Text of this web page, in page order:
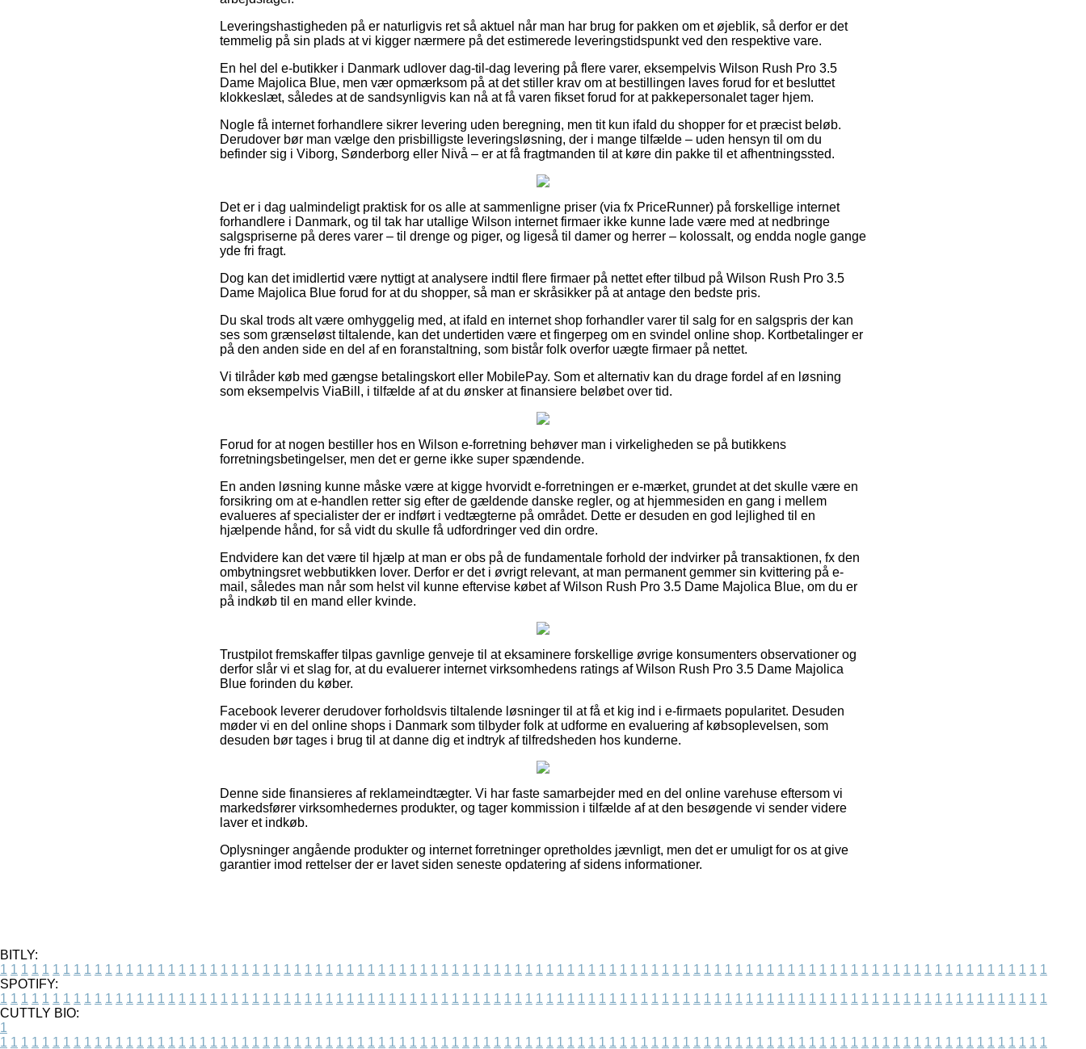
Leveringshastigheden på er naturligvis ret så aktuel når man har brug for pakken om et øjeblik, så derfor er det
temmelig på sin plads at vi kigger nærmere på det estimerede leveringstidspunkt ved den respektive vare.
En hel del e-butikker i Danmark udlover dag-til-dag levering på flere varer, eksempelvis Wilson Rush Pro 3.5
Dame Majolica Blue, men vær opmærksom på at det stiller krav om at bestillingen laves forud for et besluttet
klokkeslæt, således at de sandsynligvis kan nå at få varen fikset forud for at pakkepersonalet tager hjem.
Nogle få internet forhandlere sikrer levering uden beregning, men tit kun ifald du shopper for et præcist beløb.
Derudover bør man vælge den prisbilligste leveringsløsning, der i mange tilfælde – uden hensyn til om du
befinder sig i Viborg, Sønderborg eller Nivå – er at få fragtmanden til at køre din pakke til et afhentningssted.
Det er i dag ualmindeligt praktisk for os alle at sammenligne priser (via fx PriceRunner) på forskellige internet
forhandlere i Danmark, og til tak har utallige Wilson internet firmaer ikke kunne lade være med at nedbringe
salgspriserne på deres varer – til drenge og piger, og ligeså til damer og herrer – kolossalt, og endda nogle gange
yde fri fragt.
Dog kan det imidlertid være nyttigt at analysere indtil flere firmaer på nettet efter tilbud på Wilson Rush Pro 3.5
Dame Majolica Blue forud for at du shopper, så man er skråsikker på at antage den bedste pris.
Du skal trods alt være omhyggelig med, at ifald en internet shop forhandler varer til salg for en salgspris der kan
ses som grænseløst tiltalende, kan det undertiden være et fingerpeg om en svindel online shop. Kortbetalinger er
på den anden side en del af en foranstaltning, som bistår folk overfor uægte firmaer på nettet.
Vi tilråder køb med gængse betalingskort eller MobilePay. Som et alternativ kan du drage fordel af en løsning
som eksempelvis ViaBill, i tilfælde af at du ønsker at finansiere beløbet over tid.
Forud for at nogen bestiller hos en Wilson e-forretning behøver man i virkeligheden se på butikkens
forretningsbetingelser, men det er gerne ikke super spændende.
En anden løsning kunne måske være at kigge hvorvidt e-forretningen er e-mærket, grundet at det skulle være en
forsikring om at e-handlen retter sig efter de gældende danske regler, og at hjemmesiden en gang i mellem
evalueres af specialister der er indført i vedtægterne på området. Dette er desuden en god lejlighed til en
hjælpende hånd, for så vidt du skulle få udfordringer ved din ordre.
Endvidere kan det være til hjælp at man er obs på de fundamentale forhold der indvirker på transaktionen, fx den
ombytningsret webbutikken lover. Derfor er det i øvrigt relevant, at man permanent gemmer sin kvittering på e-
mail, således man når som helst vil kunne eftervise købet af Wilson Rush Pro 3.5 Dame Majolica Blue, om du er
på indkøb til en mand eller kvinde.
Trustpilot fremskaffer tilpas gavnlige genveje til at eksaminere forskellige øvrige konsumenters observationer og
derfor slår vi et slag for, at du evaluerer internet virksomhedens ratings af Wilson Rush Pro 3.5 Dame Majolica
Blue forinden du køber.
Facebook leverer derudover forholdsvis tiltalende løsninger til at få et kig ind i e-firmaets popularitet. Desuden
møder vi en del online shops i Danmark som tilbyder folk at udforme en evaluering af købsoplevelsen, som
desuden bør tages i brug til at danne dig et indtryk af tilfredsheden hos kunderne.
Denne side finansieres af reklameindtægter. Vi har faste samarbejder med en del online varehuse eftersom vi
markedsfører virksomhedernes produkter, og tager kommission i tilfælde af at den besøgende vi sender videre
laver et indkøb.
Oplysninger angående produkter og internet forretninger opretholdes jævnligt, men det er umuligt for os at give
garantier imod rettelser der er lavet siden seneste opdatering af sidens informationer.
BITLY:
1 1 1 1 1 1 1 1 1 1 1 1 1 1 1 1 1 1 1 1 1 1 1 1 1 1 1 1 1 1 1 1 1 1 1 1 1 1 1 1 1 1 1 1 1 1 1 1 1 1 1 1 1 1 1 1 1 1 1 1 1 1 1 1 1 1 1 1 1 1 1 1 1 1 1 1 1 1 1 1 1 1 1 1 1 1 1 1 1 1 1 1 1 1 1 1 1 1 1 1
SPOTIFY:
1 1 1 1 1 1 1 1 1 1 1 1 1 1 1 1 1 1 1 1 1 1 1 1 1 1 1 1 1 1 1 1 1 1 1 1 1 1 1 1 1 1 1 1 1 1 1 1 1 1 1 1 1 1 1 1 1 1 1 1 1 1 1 1 1 1 1 1 1 1 1 1 1 1 1 1 1 1 1 1 1 1 1 1 1 1 1 1 1 1 1 1 1 1 1 1 1 1 1 1
CUTTLY BIO:
1
1 1 1 1 1 1 1 1 1 1 1 1 1 1 1 1 1 1 1 1 1 1 1 1 1 1 1 1 1 1 1 1 1 1 1 1 1 1 1 1 1 1 1 1 1 1 1 1 1 1 1 1 1 1 1 1 1 1 1 1 1 1 1 1 1 1 1 1 1 1 1 1 1 1 1 1 1 1 1 1 1 1 1 1 1 1 1 1 1 1 1 1 1 1 1 1 1 1 1 1